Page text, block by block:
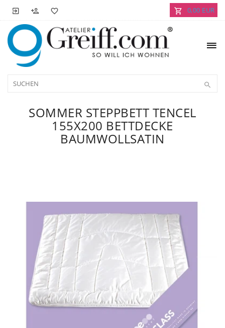
0,00 EUR
SOMMER STEPPBETT TENCEL
155X200 BETTDECKE
BAUMWOLLSATIN